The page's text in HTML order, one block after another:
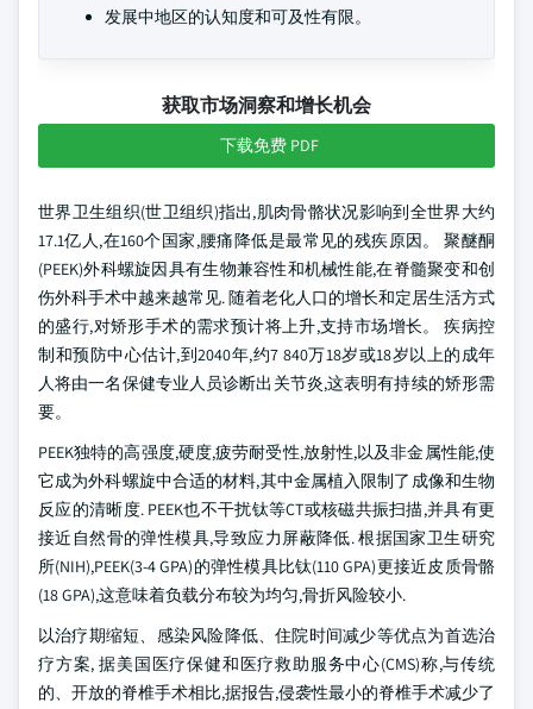
发展中地区的认知度和可及性有限。
获取市场洞察和增长机会
下载免费 PDF
世界卫生组织(世卫组织)指出,肌肉骨骼状况影响到全世界大约
17.1亿人,在160个国家,腰痛降低是最常见的残疾原因。 聚醚酮
(PEEK)外科螺旋因具有生物兼容性和机械性能,在脊髓聚变和创
伤外科手术中越来越常见. 随着老化人口的增长和定居生活方式
的盛行,对矫形手术的需求预计将上升,支持市场增长。 疾病控
制和预防中心估计,到2040年,约7 840万18岁或18岁以上的成年
人将由一名保健专业人员诊断出关节炎,这表明有持续的矫形需
要。
PEEK独特的高强度,硬度,疲劳耐受性,放射性,以及非金属性能,使
它成为外科螺旋中合适的材料,其中金属植入限制了成像和生物
反应的清晰度. PEEK也不干扰钛等CT或核磁共振扫描,并具有更
接近自然骨的弹性模具,导致应力屏蔽降低. 根据国家卫生研究
所(NIH),PEEK(3-4 GPA)的弹性模具比钛(110 GPA)更接近皮质骨骼
(18 GPA),这意味着负载分布较为均匀,骨折风险较小.
以治疗期缩短、感染风险降低、住院时间减少等优点为首选治
疗方案, 据美国医疗保健和医疗救助服务中心(CMS)称,与传统
的、开放的脊椎手术相比,据报告,侵袭性最小的脊椎手术减少了